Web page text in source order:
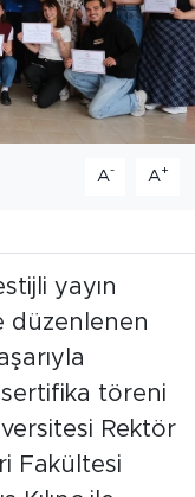
A- A+
yayın
düzenlenen
töreni
Rektör
Fakültesi